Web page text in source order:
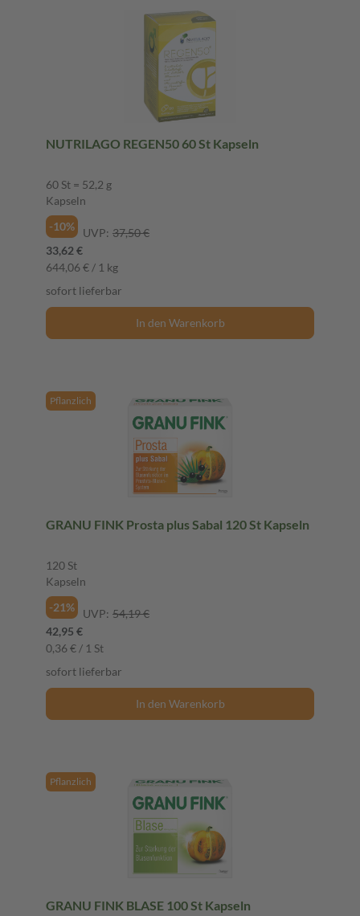
NUTRILAGO REGEN50 60 St Kapseln
60 St = 52,2 g
Kapseln
-10%
UVP: 37,50 €
33,62 €
644,06 € / 1 kg
sofort lieferbar
In den Warenkorb
Pflanzlich
GRANU FINK Prosta plus Sabal 120 St Kapseln
120 St
Kapseln
-21%
UVP: 54,19 €
42,95 €
0,36 € / 1 St
sofort lieferbar
In den Warenkorb
Pflanzlich
GRANU FINK BLASE 100 St Kapseln